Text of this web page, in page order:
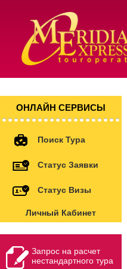
ОНЛАЙН СЕРВИСЫ
Поиск Тура
Статус Заявки
Статус Визы
Личный Кабинет
Запрос на расчет
нестандартного тура